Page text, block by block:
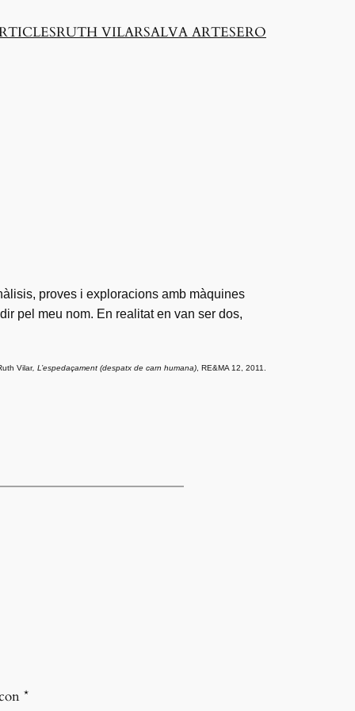
RUTH VILARSALVA ARTESERO
proves i exploracions amb màquines
pel meu nom. En realitat en van ser dos,
Vilar, L’espedaçament (despatx de carn humana) , RE&MA 12, 2011.
*